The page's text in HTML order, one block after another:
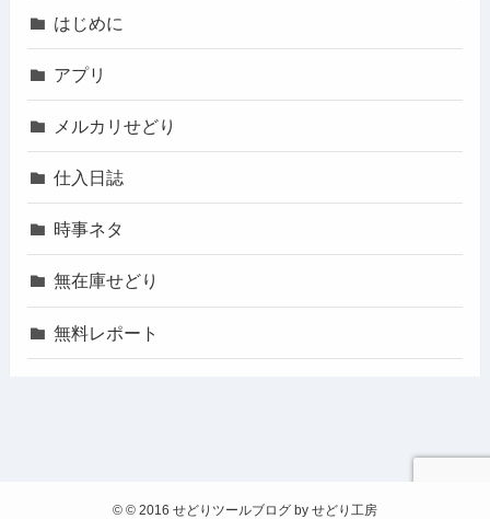
はじめに
アプリ
メルカリせどり
仕入日誌
時事ネタ
無在庫せどり
無料レポート
© © 2016 せどりツールブログ by せどり工房